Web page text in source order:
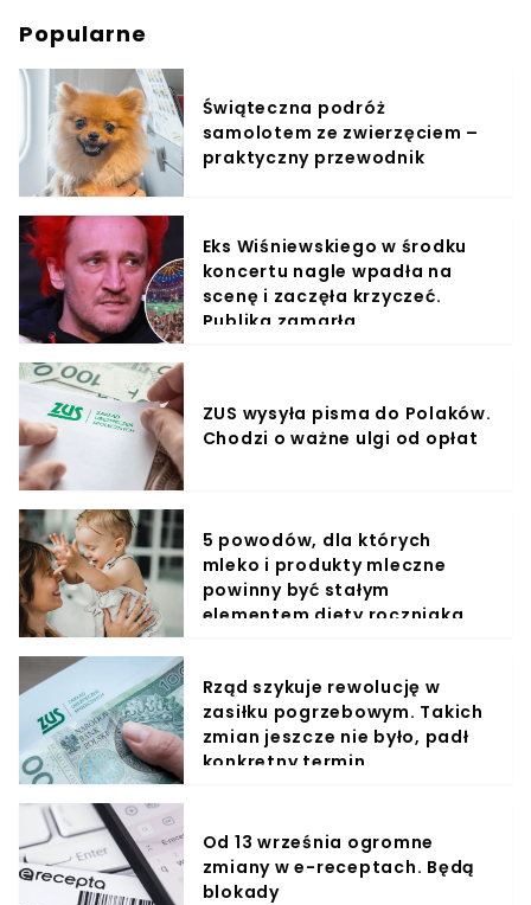
Popularne
Świąteczna podróż
samolotem ze zwierzęciem –
praktyczny przewodnik
Eks Wiśniewskiego w środku
koncertu nagle wpadła na
scenę i zaczęła krzyczeć.
Publika zamarła
ZUS wysyła pisma do Polaków.
Chodzi o ważne ulgi od opłat
5 powodów, dla których
mleko i produkty mleczne
powinny być stałym
elementem diety roczniaka
Rząd szykuje rewolucję w
zasiłku pogrzebowym. Takich
zmian jeszcze nie było, padł
konkretny termin
Od 13 września ogromne
zmiany w e-receptach. Będą
blokady